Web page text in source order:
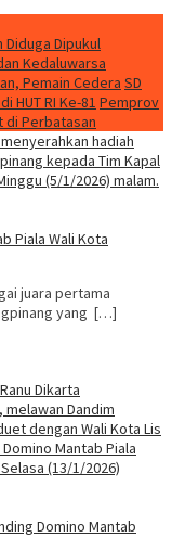
Diduga Dipukul
Kedaluwarsa
Pemain Cedera SD
HUT RI Ke-81 Pemprov
di Perbatasan
Piala Wali Kota
juara pertama
yang […]
Domino Mantab